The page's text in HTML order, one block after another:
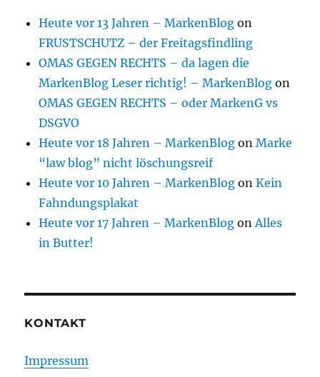
Heute vor 13 Jahren – MarkenBlog on
FRUSTSCHUTZ – der Freitagsfindling
OMAS GEGEN RECHTS – da lagen die
MarkenBlog Leser richtig! – MarkenBlog on
OMAS GEGEN RECHTS – oder MarkenG vs
DSGVO
Heute vor 18 Jahren – MarkenBlog onMarke
“law blog” nicht löschungsreif
Heute vor 10 Jahren – MarkenBlog onKein
Fahndungsplakat
Heute vor 17 Jahren – MarkenBlog onAlles
in Butter!
KONTAKT
Impressum